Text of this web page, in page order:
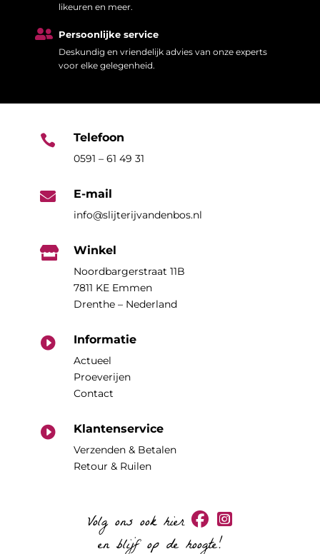
likeuren en meer.
 Persoonlijke service
Deskundig en vriendelijk advies van onze experts
voor elke gelegenheid.
 Telefoon
0591 – 61 49 31
 E-mail
info@slijterijvandenbos.nl
 Winkel
Noordbargerstraat 11B
7811 KE Emmen
Drenthe – Nederland
 Informatie
Actueel
Proeverijen
Contact
 Klantenservice
Verzenden & Betalen
Retour & Ruilen
Volg ons ook hier
en blijf op de hoogte!